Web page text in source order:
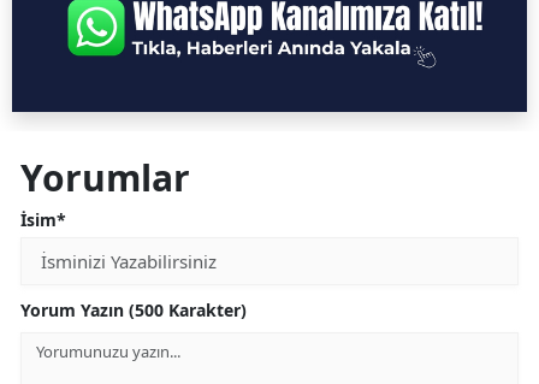
Yorumlar
İsim*
Yorum Yazın (500 Karakter)